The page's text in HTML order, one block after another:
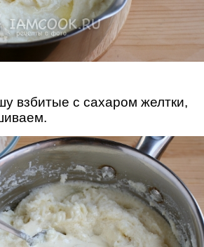
взбитые с сахаром желтки,